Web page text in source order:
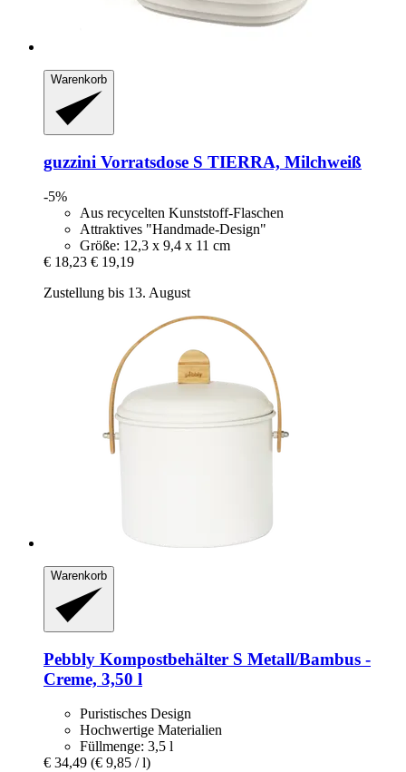
Warenkorb
guzzini Vorratsdose S TIERRA, Milchweiß
-5%
Aus recycelten Kunststoff-Flaschen
Attraktives "Handmade-Design"
Größe: 12,3 x 9,4 x 11 cm
€ 18,23 € 19,19
Zustellung bis 13. August
Warenkorb
Pebbly Kompostbehälter S Metall/Bambus -​
Creme, 3,50 l
Puristisches Design
Hochwertige Materialien
Füllmenge: 3,5 l
€ 34,49 (€ 9,85 / l)